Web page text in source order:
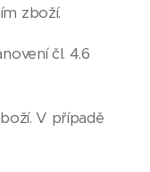
zboží.
čl. 4.6
V případě